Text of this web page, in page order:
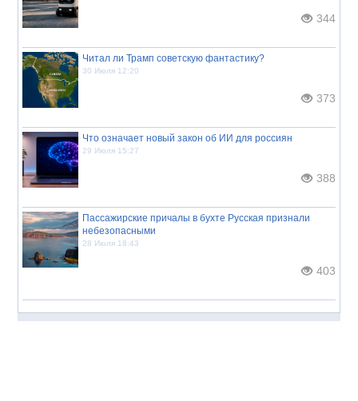
344
Читал ли Трамп советскую фантастику?
30 Июля 12:20
373
Что означает новый закон об ИИ для россиян
29 Июля 15:27
388
Пассажирские причалы в бухте Русская признали
небезопасными
28 Июля 18:43
403